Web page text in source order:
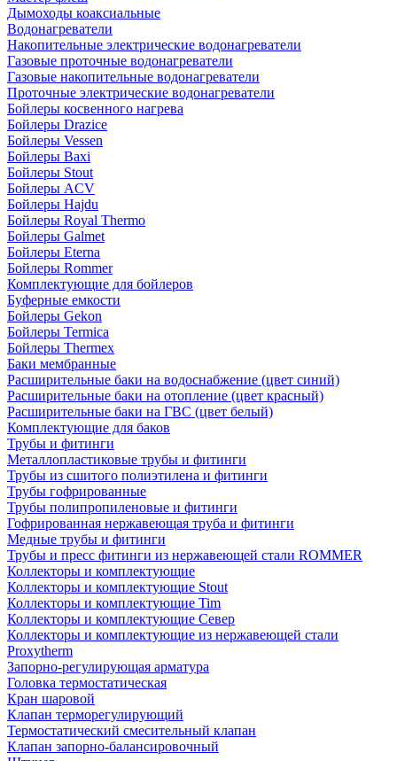
Дымоходы коаксиальные
Водонагреватели
Накопительные электрические водонагреватели
Газовые проточные водонагреватели
Газовые накопительные водонагреватели
Проточные электрические водонагреватели
Бойлеры косвенного нагрева
Бойлеры Drazice
Бойлеры Vessen
Бойлеры Baxi
Бойлеры Stout
Бойлеры ACV
Бойлеры Hajdu
Бойлеры Royal Thermo
Бойлеры Galmet
Бойлеры Eterna
Бойлеры Rommer
Комплектующие для бойлеров
Буферные емкости
Бойлеры Gekon
Бойлеры Termica
Бойлеры Thermex
Баки мембранные
Расширительные баки на водоснабжение (цвет синий)
Расширительные баки на отопление (цвет красный)
Расширительные баки на ГВС (цвет белый)
Комплектующие для баков
Трубы и фитинги
Металлопластиковые трубы и фитинги
Трубы из сшитого полиэтилена и фитинги
Трубы гофрированные
Трубы полипропиленовые и фитинги
Гофрированная нержавеющая труба и фитинги
Медные трубы и фитинги
Трубы и пресс фитинги из нержавеющей стали ROMMER
Коллекторы и комплектующие
Коллекторы и комплектующие Stout
Коллекторы и комплектующие Tim
Коллекторы и комплектующие Север
Коллекторы и комплектующие из нержавеющей стали
Proxytherm
Запорно-регулирующая арматура
Головка термостатическая
Кран шаровой
Клапан терморегулирующий
Термостатический смесительный клапан
Клапан запорно-балансировочный